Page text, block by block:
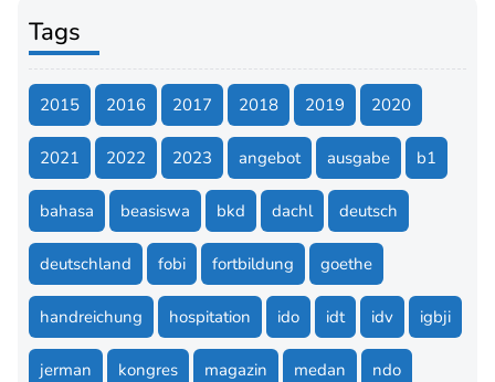
Tags
2015 2016 2017 2018 2019 2020
2021 2022 2023 angebot ausgabe b1
bahasa beasiswa bkd dachl deutsch
deutschland fobi fortbildung goethe
handreichung hospitation ido idt idv igbji
jerman kongres magazin medan ndo